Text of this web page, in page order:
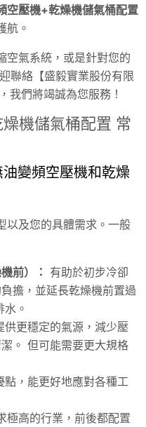
空壓機+乾燥機儲氣桶配置
航。
空氣系統，或是針對您的
聯絡【盛毅實業股份有限
，我們將竭誠為您服務！
機儲氣桶配置 常
變頻空壓機和乾燥
以及您的具體需求。一般
前）： 有助於初步冷卻
擔，並延長乾燥機前置過
。
供更穩定的氣源，減少壓
。 但可能需要更大規格
點，能更好地應對各種工
極高的行業，前後都配置